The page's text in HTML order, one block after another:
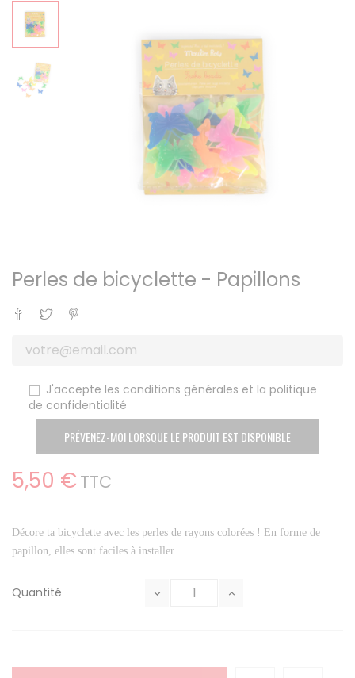
Perles de bicyclette - Papillons
Partager
Tweet
J'accepte les conditions générales et la politique
de confidentialité
PRÉVENEZ-MOI LORSQUE LE PRODUIT EST DISPONIBLE
5,50 € TTC
Décore ta bicyclette avec les perles de rayons colorées ! En forme de
papillon, elles sont faciles à installer.
Quantité